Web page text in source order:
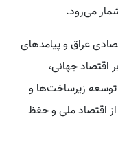
می‌رود.
عراق و پیامدهای
اقتصاد جهانی،
زیرساخت‌ها و
اقتصاد ملی و حفظ